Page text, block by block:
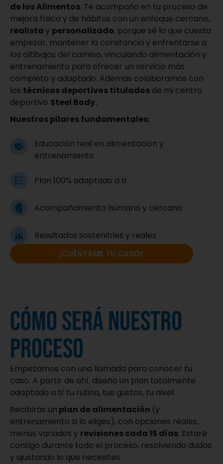
de los Alimentos. Te acompaño en tu proceso de
mejora física y de hábitos con un enfoque cercano,
realistay personalizado, porque sé lo que cuesta
empezar, mantener la constancia y enfrentarse a
los altibajos del camino, vinculando alimentación y
entrenamiento para ofrecer un servicio más
completo y adaptado. Además colaboramos con
los técnicos deportivos titulados de mi centro
deportivo Steel Body.
Nuestros pilares fundamentales:
Educación real en alimentación y
entrenamiento
Plan 100% adaptado a ti​
Acompañamiento humano y cercano
Resultados sostenibles y reales
¡CUÉNTAME TU CASO!
Cómo será nuestro
proceso
Empezamos con una llamada para conocer tu
caso. A partir de ahí, diseño un plan totalmente
adaptado a ti: tu rutina, tus gustos, tu nivel.
Recibirás un plan de alimentación (y
entrenamiento si lo eliges), con opciones reales,
menús variados y revisiones cada 15 días. Estaré
contigo durante todo el proceso, resolviendo dudas
y ajustando lo que necesites.